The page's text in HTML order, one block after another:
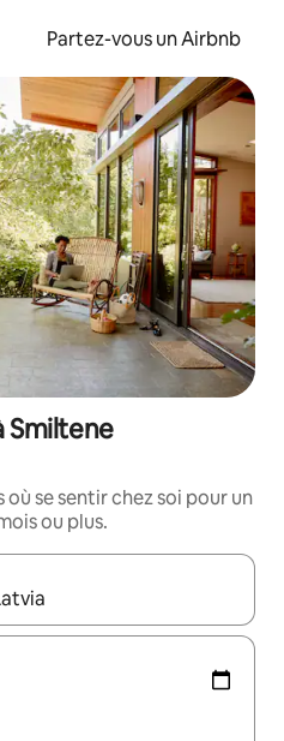
Partez-vous un Airbnb
Smiltene
se sentir chez soi pour un
ou plus.
parcourez-les en utilisant